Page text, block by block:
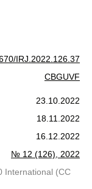
IRJ.2022.126.37
CBGUVF
23.10.2022
18.11.2022
16.12.2022
№ 12 (126), 2022
International (CC